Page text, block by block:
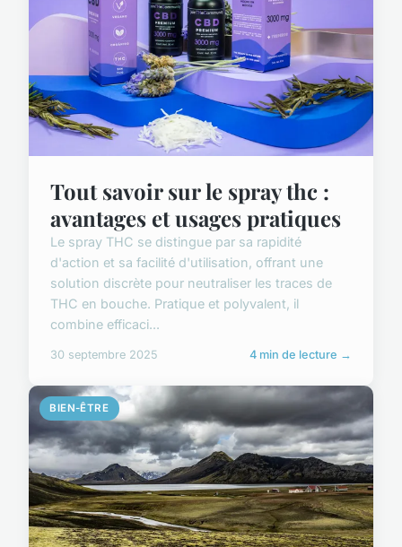
Tout savoir sur le spray thc :
avantages et usages pratiques
Le spray THC se distingue par sa rapidité
d'action et sa facilité d'utilisation, offrant une
solution discrète pour neutraliser les traces de
THC en bouche. Pratique et polyvalent, il
combine efficaci...
30 septembre 2025 4 min de lecture →
BIEN-ÊTRE